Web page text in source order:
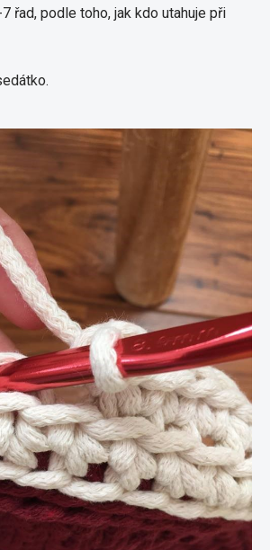
řad, podle toho, jak kdo utahuje při